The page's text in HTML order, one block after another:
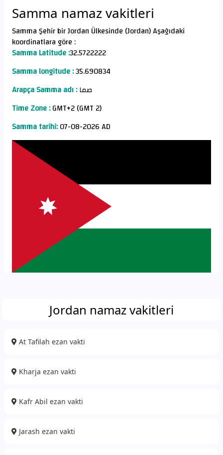
Samma namaz vakitleri
Samma Şehir bir Jordan Ülkesinde (Jordan) Aşağıdaki
koordinatlara göre :
Samma Latitude :32.5722222
Samma longitude :35.690834
Arapça Samma adı :صما
Time Zone :GMT+2 (GMT 2)
Samma tarihi:07-08-2026 AD
Jordan namaz vakitleri
At Tafilah ezan vakti
Kharja ezan vakti
Kafr Abil ezan vakti
Jarash ezan vakti